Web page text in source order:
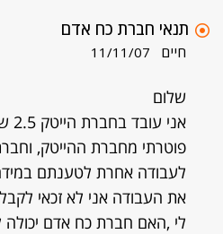
תנאי חברת כח אדם
חיים 11/11/07
שלום
פוטרתי מחברת ההייטק,
לעבודה אחרת לטענתם
את העבודה אני לא זכאי
לי ,האם חברת כח אדם יכולה